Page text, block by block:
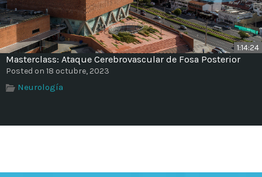
1:14:24
Masterclass: Ataque Cerebrovascular de Fosa Posterior
Posted on 18 octubre, 2023
Neurología